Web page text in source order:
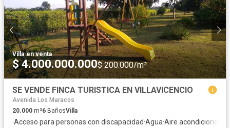
Villa·en venta
$ 4.000.000.000$ 200.000/m²
SE VENDE FINCA TURISTICA EN VILLAVICENCIO
Avenida Los Maracos
20.000 m²6 BañosVilla
·Acceso para personas con discapacidad·Agua·Aire acondicionado